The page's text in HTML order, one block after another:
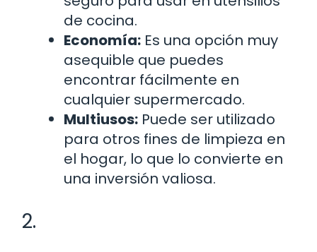
de cocina.
Economía: Es una opción muy
asequible que puedes
encontrar fácilmente en
cualquier supermercado.
Multiusos: Puede ser utilizado
para otros fines de limpieza en
el hogar, lo que lo convierte en
una inversión valiosa.
2.